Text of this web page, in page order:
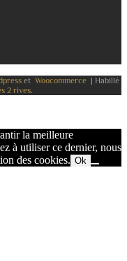
et Woocommerce| Habillé
2 rives.
la meilleure
à utiliser ce dernier, nous
des cookies. Ok